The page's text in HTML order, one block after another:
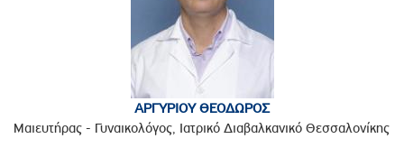
ΑΡΓΥΡΙΟΥ ΘΕΟΔΩΡΟΣ
Μαιευτήρας - Γυναικολόγος, Ιατρικό Διαβαλκανικό Θεσσαλονίκης